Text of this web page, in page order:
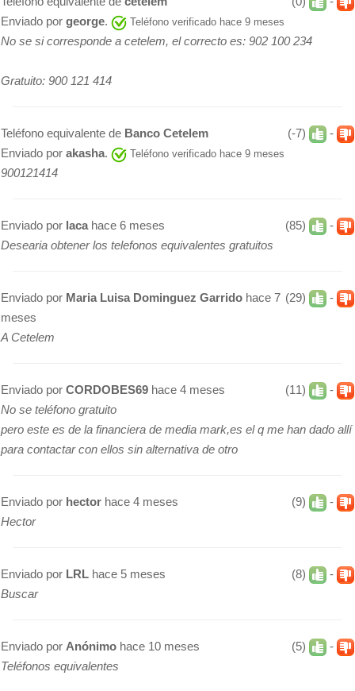
Enviado por george. Teléfono verificado hace 9 meses
No se si corresponde a cetelem, el correcto es: 902 100 234
Gratuito: 900 121 414
(-7) -
Teléfono equivalente de Banco Cetelem
Enviado por akasha. Teléfono verificado hace 9 meses
900121414
(85) -
Enviado por lacahace 6 meses
Desearia obtener los telefonos equivalentes gratuitos
(29) -
Enviado por Maria Luisa Dominguez Garrido hace 7
meses
A Cetelem
(11) -
Enviado por CORDOBES69 hace 4 meses
No se teléfono gratuito
pero este es de la financiera de media mark,es el q me han dado allí
para contactar con ellos sin alternativa de otro
(9) -
Enviado por hector hace 4 meses
Hector
(8) -
Enviado por LRL hace 5 meses
Buscar
(5) -
Enviado por Anónimo hace 10 meses
Teléfonos equivalentes